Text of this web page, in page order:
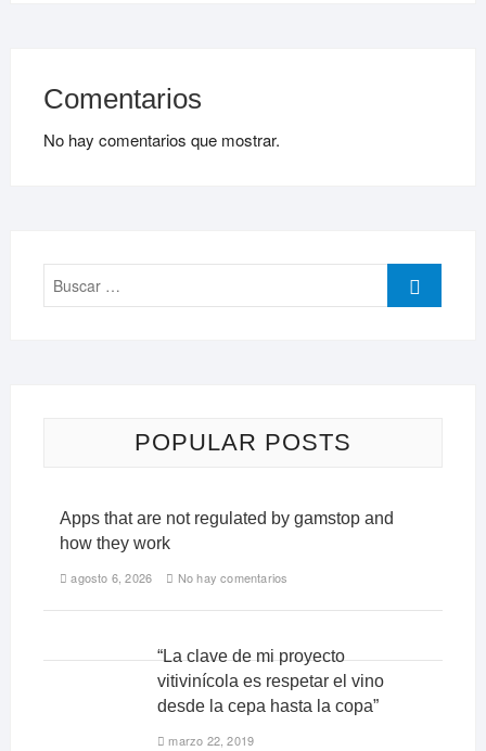
Comentarios
No hay comentarios que mostrar.
Buscar
POPULAR POSTS
Apps that are not regulated by gamstop and
how they work
agosto 6, 2026 No hay comentarios
“La clave de mi proyecto
vitivinícola es respetar el vino
desde la cepa hasta la copa”
marzo 22, 2019